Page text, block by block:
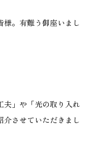
〜19:00 水曜定休
様。有難う御座いまし
夫」や「光の取り入れ
させていただきまし